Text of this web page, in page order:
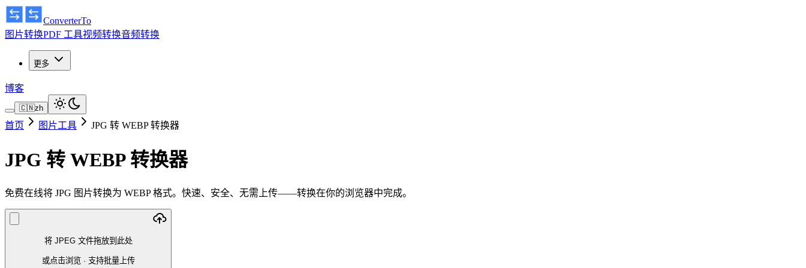
ConverterTo
图片转换PDF 工具视频转换音频转换
更多
博客
🇨🇳zh
首页 图片工具 JPG 转 WEBP 转换器
JPG 转 WEBP 转换器
免费在线将 JPG 图片转换为 WEBP 格式。快速、安全、无需上传——转换在你的浏览器中完成。
将 JPEG 文件拖放到此处
或点击浏览· 支持批量上传